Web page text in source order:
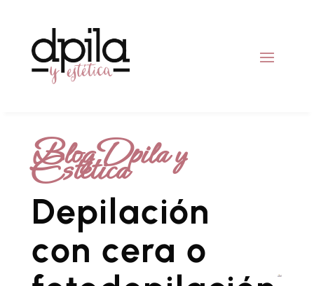
Blog Dpila y
Estética
Depilación
con cera o